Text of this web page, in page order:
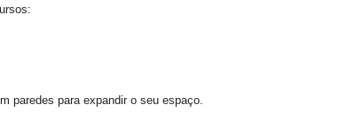
paredes para expandir o seu espaço.